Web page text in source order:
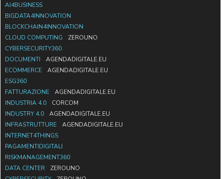
AI4BUSINESS
BIGDATA4INNOVATION
BLOCKCHAIN4INNOVATION
CLOUD COMPUTING
ZEROUNO
CYBERSECURITY360
DOCUMENTI
AGENDADIGITALE.EU
ECOMMERCE
AGENDADIGITALE.EU
ESG360
FATTURAZIONE
AGENDADIGITALE.EU
INDUSTRIA 4.0
CORCOM
INDUSTRY 4.0
AGENDADIGITALE.EU
INFRASTRUTTURE
AGENDADIGITALE.EU
INTERNET4THINGS
PAGAMENTIDIGITALI
RISKMANAGEMENT360
DATA CENTER
ZEROUNO